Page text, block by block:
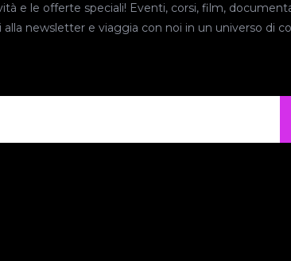
e le offerte speciali! Eventi, corsi, film,
newsletter e viaggia con noi in un universo di